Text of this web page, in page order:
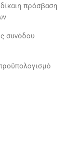
πρόσβαση
συνόδου